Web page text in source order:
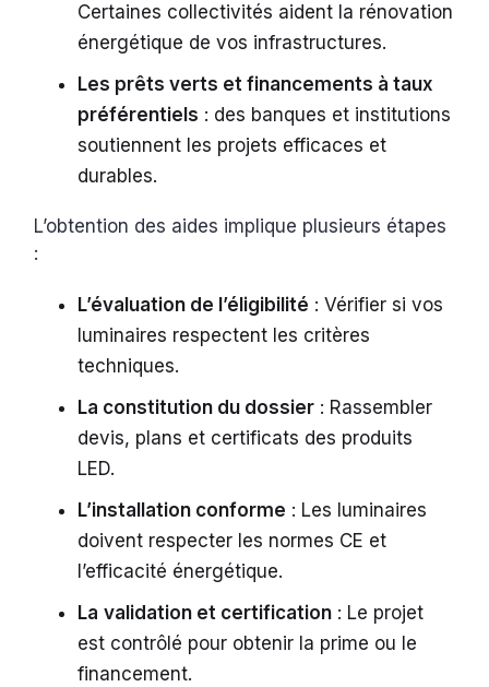
Certaines collectivités aident la rénovation
énergétique de vos infrastructures.
Les prêts verts et financements à taux
préférentiels : des banques et institutions
soutiennent les projets efficaces et
durables.
L’obtention des aides implique plusieurs étapes
:
L’évaluation de l’éligibilité : Vérifier si vos
luminaires respectent les critères
techniques.
La constitution du dossier : Rassembler
devis, plans et certificats des produits
LED.
L’installation conforme : Les luminaires
doivent respecter les normes CE et
l’efficacité énergétique.
La validation et certification : Le projet
est contrôlé pour obtenir la prime ou le
financement.